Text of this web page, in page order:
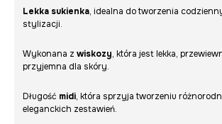
Lekka sukienka, idealna do tworzenia
stylizacji.
Wykonana z wiskozy, która jest lekka,
przyjemna dla skóry.
Długość midi, która sprzyja tworzeniu
eleganckich zestawień.